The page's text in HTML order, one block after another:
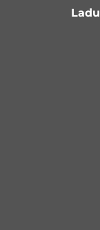
Ladu